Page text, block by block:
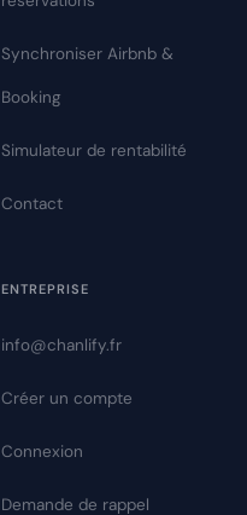
Synchroniser Airbnb &
Booking
Simulateur de rentabilité
Contact
ENTREPRISE
info@chanlify.fr
Créer un compte
Connexion
Demande de rappel